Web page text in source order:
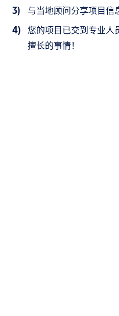
与当地顾问分享项目信
您的项目已交到专业人
擅长的事情！